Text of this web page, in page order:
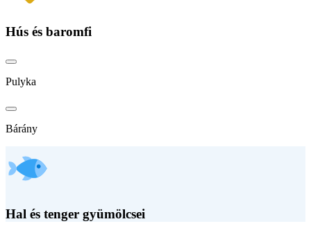
Hús és baromfi
Pulyka
Bárány
Hal és tenger gyümölcsei